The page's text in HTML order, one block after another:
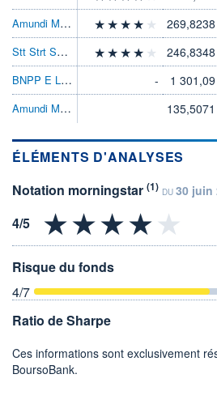
Amundi MSCI Europe ESGBrdTrnstnETFDREURC
269,8238
Stt Strt SPDR(r) MSCI EURpeETF
246,8348
BNPP E Low Carbon 100EuropePAB(r) ETFSDInc
- 1 301,09
Amundi MSCI Europe ETF Acc
135,5071
ÉLÉMENTS D'ANALYSES
Notation morningstar (1) DU 30 juin
Risque du fonds
4/7
Ratio de Sharpe
Ces informations sont exclusivement
BoursoBank.